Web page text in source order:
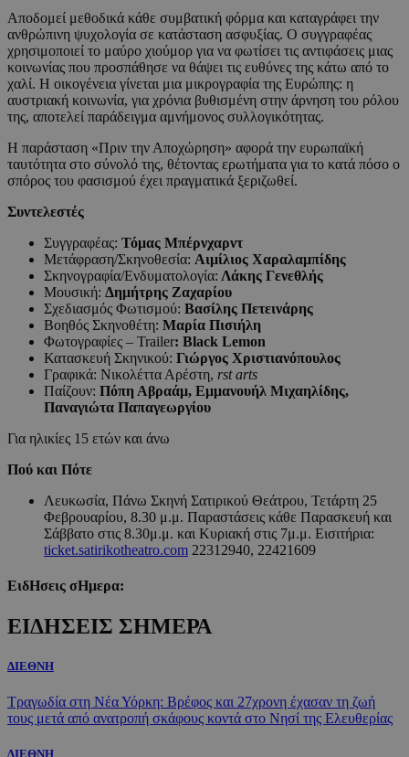
Αποδομεί μεθοδικά κάθε συμβατική φόρμα και καταγράφει την
ανθρώπινη ψυχολογία σε κατάσταση ασφυξίας. Ο συγγραφέας
χρησιμοποιεί το μαύρο χιούμορ για να φωτίσει τις αντιφάσεις μιας
κοινωνίας που προσπάθησε να θάψει τις ευθύνες της κάτω από το
χαλί. Η οικογένεια γίνεται μια μικρογραφία της Ευρώπης: η
αυστριακή κοινωνία, για χρόνια βυθισμένη στην άρνηση του ρόλου
της, αποτελεί παράδειγμα αμνήμονος συλλογικότητας.
Η παράσταση «Πριν την Αποχώρηση» αφορά την ευρωπαϊκή
ταυτότητα στο σύνολό της, θέτοντας ερωτήματα για το κατά πόσο ο
σπόρος του φασισμού έχει πραγματικά ξεριζωθεί.
Συντελεστές
Συγγραφέας: Τόμας Μπέρνχαρντ
Μετάφραση/Σκηνοθεσία: Αιμίλιος Χαραλαμπίδης
Σκηνογραφία/Ενδυματολογία: Λάκης Γενεθλής
Μουσική: Δημήτρης Ζαχαρίου
Σχεδιασμός Φωτισμού: Βασίλης Πετεινάρης
Βοηθός Σκηνοθέτη: Μαρία Πισιήλη
Φωτογραφίες – Trailer: Black Lemon
Κατασκευή Σκηνικού: Γιώργος Χριστιανόπουλος
Γραφικά: Νικολέττα Αρέστη, rst arts
Παίζουν: Πόπη Αβραάμ, Εμμανουήλ Μιχαηλίδης,
Παναγιώτα Παπαγεωργίου
Για ηλικίες 15 ετών και άνω
Πού και Πότε
Λευκωσία, Πάνω Σκηνή Σατιρικού Θεάτρου, Τετάρτη 25
Φεβρουαρίου, 8.30 μ.μ. Παραστάσεις κάθε Παρασκευή και
Σάββατο στις 8.30μ.μ. και Κυριακή στις 7μ.μ. Εισιτήρια:
ticket.satirikotheatro.com 22312940, 22421609
ΕιδΗσεις σΗμερα:
ΕΙΔΗΣΕΙΣ ΣΗΜΕΡΑ
ΔΙΕΘΝΗ
Τραγωδία στη Νέα Υόρκη: Βρέφος και 27χρονη έχασαν τη ζωή
τους μετά από ανατροπή σκάφους κοντά στο Νησί της Ελευθερίας
ΔΙΕΘΝΗ